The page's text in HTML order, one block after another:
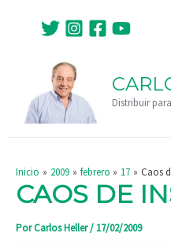
contenido
Distribuir
Inicio 2009 febrero 17 Caos
CAOS DE
PorCarlos Heller/ 17/02/2009
entradas